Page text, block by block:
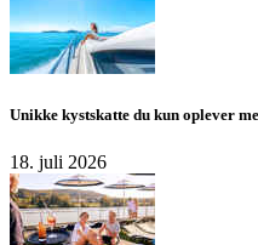
Unikke kystskatte du kun oplever
18. juli 2026